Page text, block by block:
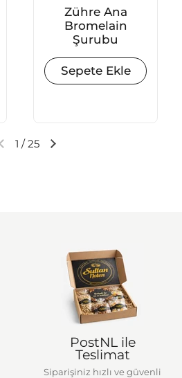
Zühre Ana
Bromelain
Şurubu
Sepete Ekle
Önceki slaytSonraki slayt
1 /25
PostNL ile
Teslimat
Siparişiniz hızlı ve güvenli